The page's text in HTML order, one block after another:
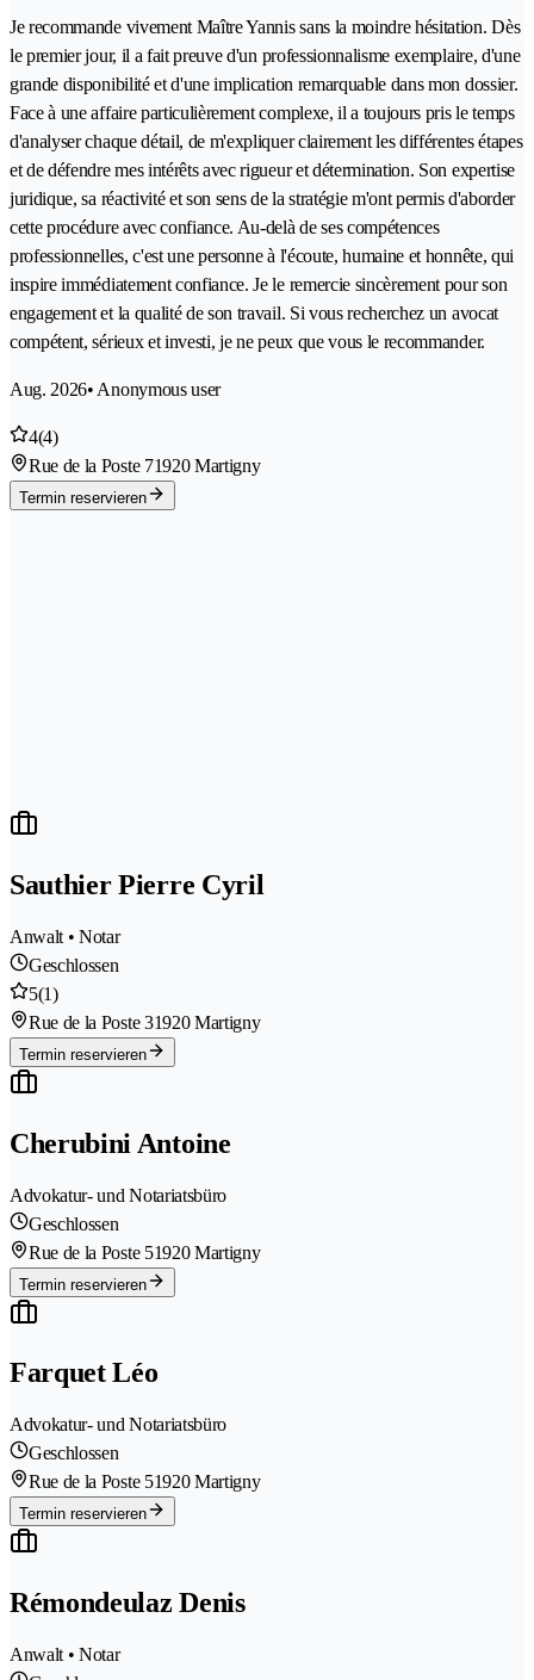
Je recommande vivement Maître Yannis sans la moindre hésitation. Dès
le premier jour, il a fait preuve d'un professionnalisme exemplaire, d'une
grande disponibilité et d'une implication remarquable dans mon dossier.
Face à une affaire particulièrement complexe, il a toujours pris le temps
d'analyser chaque détail, de m'expliquer clairement les différentes étapes
et de défendre mes intérêts avec rigueur et détermination. Son expertise
juridique, sa réactivité et son sens de la stratégie m'ont permis d'aborder
cette procédure avec confiance. Au-delà de ses compétences
professionnelles, c'est une personne à l'écoute, humaine et honnête, qui
inspire immédiatement confiance. Je le remercie sincèrement pour son
engagement et la qualité de son travail. Si vous recherchez un avocat
compétent, sérieux et investi, je ne peux que vous le recommander.
Aug. 2026• Anonymous user
4(4)
Rue de la Poste 71920 Martigny
Termin reservieren
Sauthier Pierre Cyril
Anwalt • Notar
Geschlossen
5(1)
Rue de la Poste 31920 Martigny
Termin reservieren
Cherubini Antoine
Advokatur- und Notariatsbüro
Geschlossen
Rue de la Poste 51920 Martigny
Termin reservieren
Farquet Léo
Advokatur- und Notariatsbüro
Geschlossen
Rue de la Poste 51920 Martigny
Termin reservieren
Rémondeulaz Denis
Anwalt • Notar